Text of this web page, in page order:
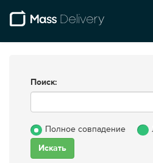
Поиск:
Полное совпадение